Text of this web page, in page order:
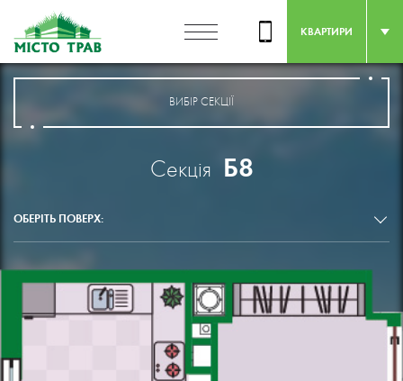
КВАРТИРИ
ВИБІР СЕКЦІЇ
Секція Б8
ОБЕРІТЬ ПОВЕРХ: